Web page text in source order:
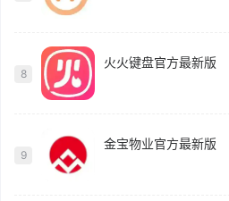
8
火火键盘官方最新版
9
金宝物业官方最新版